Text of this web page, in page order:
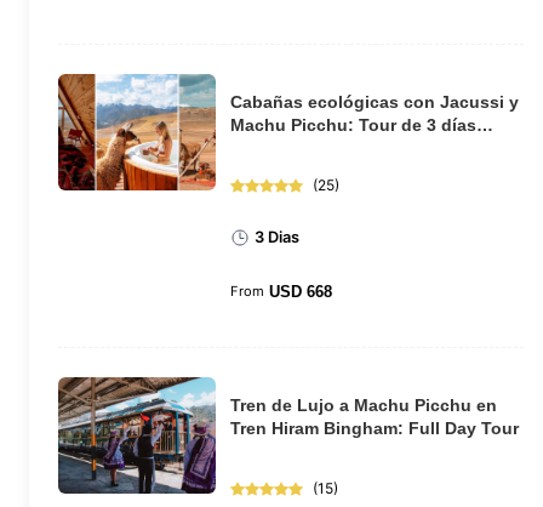
Cabañas ecológicas con Jacussi y
Machu Picchu: Tour de 3 días
(25)
3 Dias
From USD 668
Tren de Lujo a Machu Picchu en
Tren Hiram Bingham: Full Day Tour
(15)